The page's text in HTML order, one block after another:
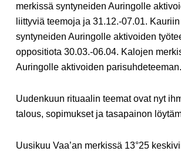
merkissä syntyneiden Auringolle
liittyviä teemoja ja 31.12.-07.01.
syntyneiden Auringolle aktivoiden
oppositiota 30.03.-06.04. Kalojen
Auringolle aktivoiden parisuhdeteeman.
Uudenkuun rituaalin teemat ovat nyt
talous, sopimukset ja tasapainon
Uusikuu Vaa’an merkissä 13°25